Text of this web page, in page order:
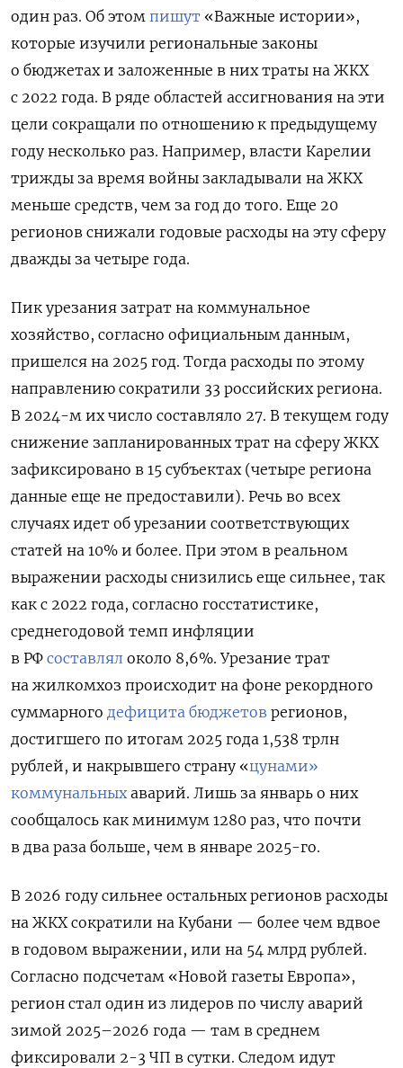
один раз. Об этом пишут «Важные истории»,
которые изучили региональные законы
о бюджетах и заложенные в них траты на ЖКХ
с 2022 года. В ряде областей ассигнования на эти
цели сокращали по отношению к предыдущему
году несколько раз. Например, власти Карелии
трижды за время войны закладывали на ЖКХ
меньше средств, чем за год до того. Еще 20
регионов снижали годовые расходы на эту сферу
дважды за четыре года.
Пик урезания затрат на коммунальное
хозяйство, согласно официальным данным,
пришелся на 2025 год. Тогда расходы по этому
направлению сократили 33 российских региона.
В 2024-м их число составляло 27. В текущем году
снижение запланированных трат на сферу ЖКХ
зафиксировано в 15 субъектах (четыре региона
данные еще не предоставили). Речь во всех
случаях идет об урезании соответствующих
статей на 10% и более. При этом в реальном
выражении расходы снизились еще сильнее, так
как с 2022 года, согласно госстатистике,
среднегодовой темп инфляции
в РФ составлял около 8,6%. Урезание трат
на жилкомхоз происходит на фоне рекордного
суммарного дефицита бюджетов регионов,
достигшего по итогам 2025 года 1,538 трлн
рублей, и накрывшего страну «цунами»
коммунальныхаварий. Лишь за январь о них
сообщалось как минимум 1280 раз, что почти
в два раза больше, чем в январе 2025-го.
В 2026 году сильнее остальных регионов расходы
на ЖКХ сократили на Кубани — более чем вдвое
в годовом выражении, или на 54 млрд рублей.
Согласно подсчетам «Новой газеты Европа»,
регион стал один из лидеров по числу аварий
зимой 2025–2026 года — там в среднем
фиксировали 2-3 ЧП в сутки. Следом идут